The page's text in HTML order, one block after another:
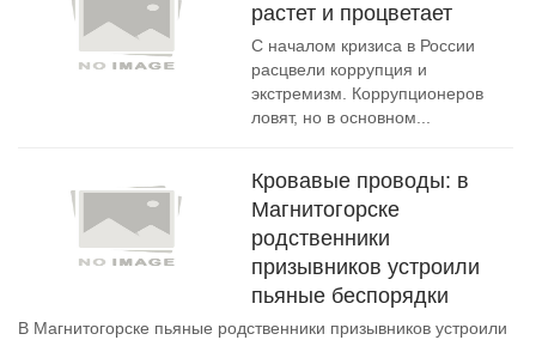
растет и процветает
С началом кризиса в России
расцвели коррупция и
экстремизм. Коррупционеров
ловят, но в основном...
Кровавые проводы: в
Магнитогорске
родственники
призывников устроили
пьяные беспорядки
В Магнитогорске пьяные родственники призывников устроили